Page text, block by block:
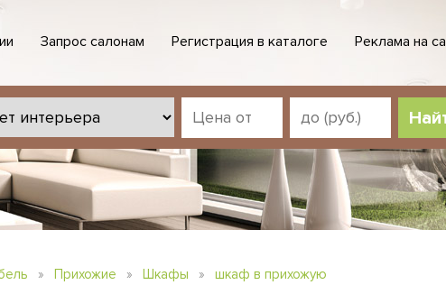
Запрос салонам Регистрация в каталоге Реклама на
» Прихожие » Шкафы » шкаф в прихожую